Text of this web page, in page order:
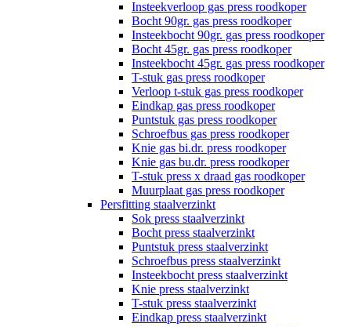
Insteekverloop gas press roodkoper
Bocht 90gr. gas press roodkoper
Insteekbocht 90gr. gas press roodkoper
Bocht 45gr. gas press roodkoper
Insteekbocht 45gr. gas press roodkoper
T-stuk gas press roodkoper
Verloop t-stuk gas press roodkoper
Eindkap gas press roodkoper
Puntstuk gas press roodkoper
Schroefbus gas press roodkoper
Knie gas bi.dr. press roodkoper
Knie gas bu.dr. press roodkoper
T-stuk press x draad gas roodkoper
Muurplaat gas press roodkoper
Persfitting staalverzinkt
Sok press staalverzinkt
Bocht press staalverzinkt
Puntstuk press staalverzinkt
Schroefbus press staalverzinkt
Insteekbocht press staalverzinkt
Knie press staalverzinkt
T-stuk press staalverzinkt
Eindkap press staalverzinkt